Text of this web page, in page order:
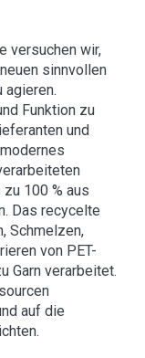
versuchen wir,
sinnvollen
Funktion zu
und
100 % aus
Das recycelte
Schmelzen,
von PET-
Garn verarbeitet.
auf die